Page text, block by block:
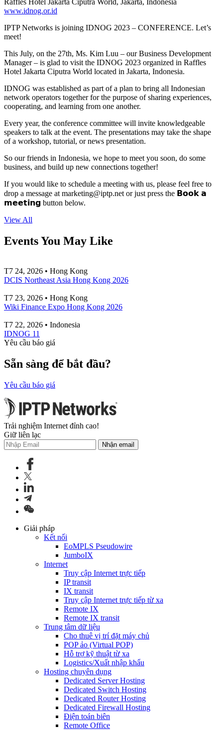
www.idnog.or.id
IPTP Networks is joining IDNOG 2023 – CONFERENCE. Let’s
meet!
This July, on the 27th, Ms. Kim Luu – our Business Development
Manager – is glad to visit the IDNOG 2023 organized in Raffles
Hotel Jakarta Ciputra World located in Jakarta, Indonesia.
IDNOG was established as part of a plan to bring all Indonesian
network operators together for the purpose of sharing experiences,
cooperating, and learning from one another.
Every year, the conference committee will invite knowledgeable
speakers to talk at the event. The presentations may take the shape
of a workshop, tutorial, or news presentation.
So our friends in Indonesia, we hope to meet you soon, do some
business, and build up new connections together!
If you would like to schedule a meeting with us, please feel free to
drop a message at marketing iptp.net or just press the 𝗕𝗼𝗼𝗸 𝗮
𝗺𝗲𝗲𝘁𝗶𝗻𝗴 button below.
View All
Events You May Like
T7 24, 2026 • Hong Kong
DCIS Northeast Asia Hong Kong 2026
T7 23, 2026 • Hong Kong
Wiki Finance Expo Hong Kong 2026
T7 22, 2026 • Indonesia
IDNOG 11
Yêu cầu báo giá
Sẵn sàng để bắt đầu?
Yêu cầu báo giá
Trải nghiệm Internet đỉnh cao!
Giữ liên lạc
Nhận email
Giải pháp
Kết nối
EoMPLS Pseudowire
JumboIX
Internet
Truy cập Internet trực tiếp
IP transit
IX transit
Truy cập Internet trực tiếp từ xa
Remote IX
Remote IX transit
Trung tâm dữ liệu
Cho thuê vị trí đặt máy chủ
POP ảo (Virtual POP)
Hỗ trợ kỹ thuật từ xa
Logistics/Xuất nhập khẩu
Hosting chuyên dụng
Dedicated Server Hosting
Dedicated Switch Hosting
Dedicated Router Hosting
Dedicated Firewall Hosting
Điện toán biên
Remote Office